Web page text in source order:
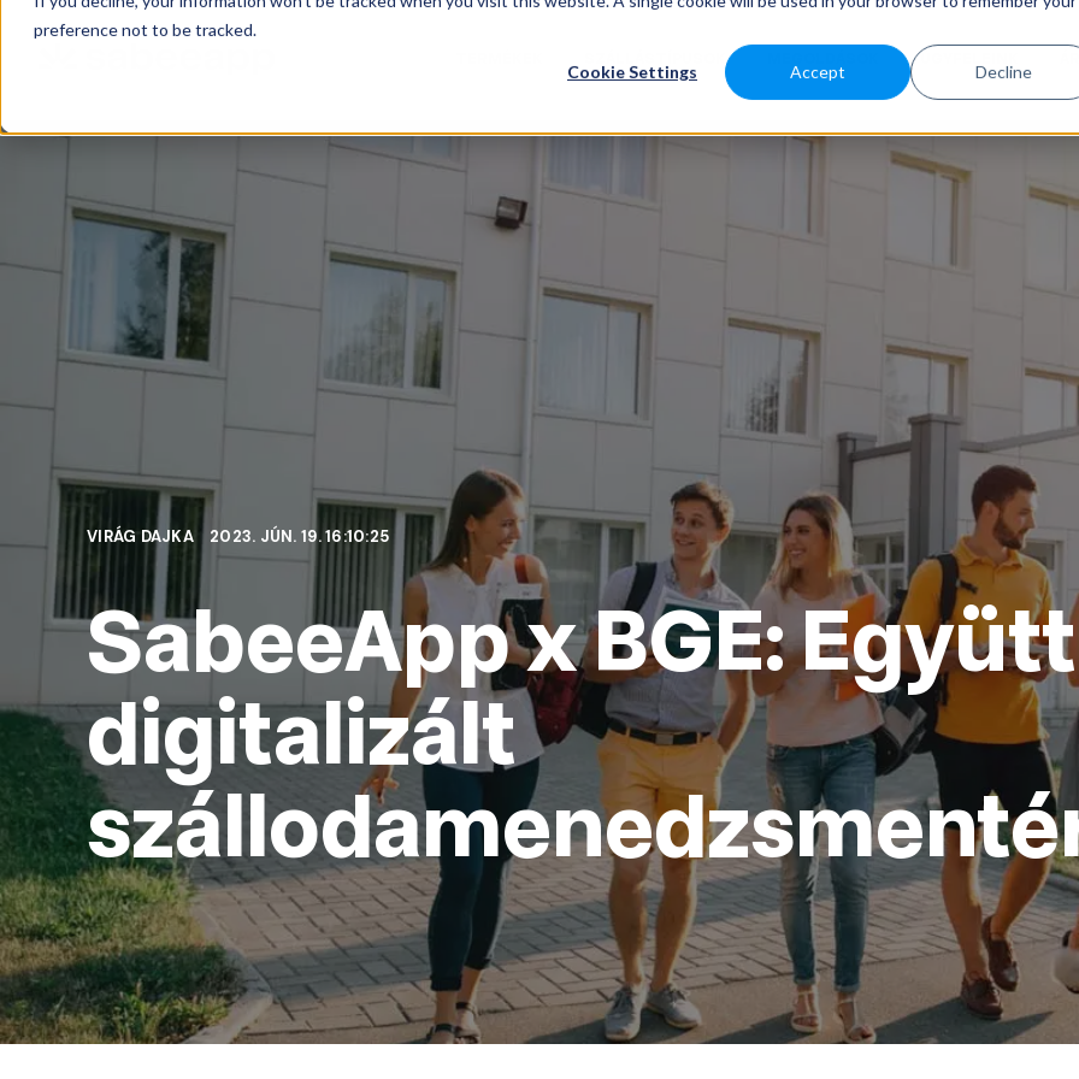
preference not to be tracked.
Cookie Settings Accept Decline
ÜGYFELEINK
VIRÁG DAJKA 2023. JÚN. 19. 16:10:25
SabeeApp x BGE:
digitalizált